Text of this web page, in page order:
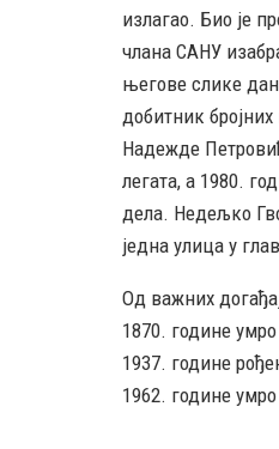
излагао. Био је
члана САНУ
његове слике
добитник
Надежде
легата, а 1980.
дела. Недељко
једна улица у
Од важних
1870. године
1937. године
1962. године